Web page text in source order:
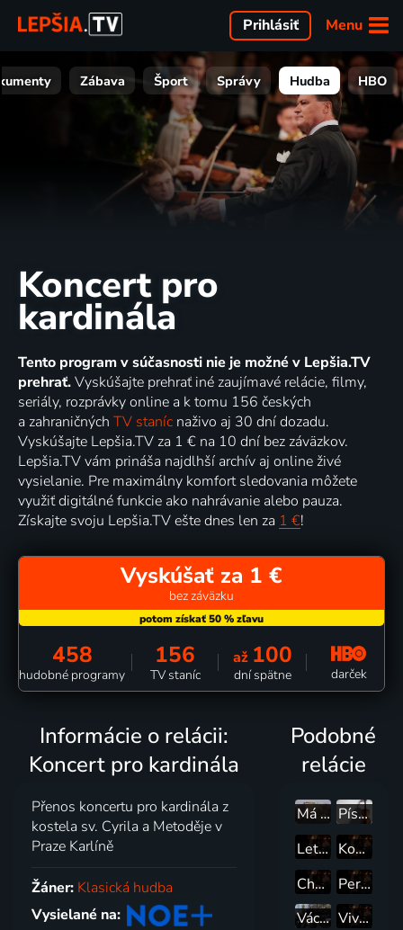
Menu
Prihlásiť
Zábava Šport Správy Hudba HBO
Koncert pro
kardinála
Tento program v súčasnosti nie je možné v Lepšia.TV
prehrať.Vyskúšajte prehrať iné zaujímavé relácie, filmy,
seriály, rozprávky online a k tomu 156 českých
a zahraničných TV staníc naživo aj 30 dní dozadu.
Vyskúšajte Lepšia.TV za 1 € na 10 dní bez záväzkov.
Lepšia.TV vám prináša najdlhší archív aj online živé
vysielanie. Pre maximálny komfort sledovania môžete
využiť digitálné funkcie ako nahrávanie alebo pauza.
Získajte svoju Lepšia.TV ešte dnes len za 1 €!
Vyskúšať za 1 €
bez záväzku
458
hudobné programy
156
TV staníc
až 100
dní spätne darček
Informácie o relácii:
Koncert pro kardinála
Přenos koncertu pro kardinála z
kostela sv. Cyrila a Metoděje v
Praze Karlíně
Žáner: Klasická hudba
Vysielané na:
Podobné
relácie
Má vlast
Písňový večer Tamary Morozové
Letný koncert zo Schönbrunnu
Koncert na hladině Vltavy
Chvění duše
Perly české operety
Václav Jan Tomášek: Missa Solemnis „Korunovační“
Vivaldi: Stabat Mater